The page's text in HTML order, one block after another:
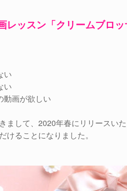
レッスン「クリームブロッ
い
い
動画が欲しい
まして、2020年春にリリースい
けることになりました。